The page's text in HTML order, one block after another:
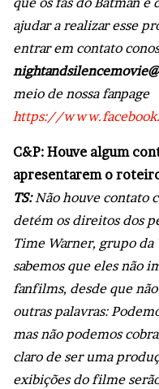
ajudar a realizar esse
entrar em contato
meio de nossa fanpage
https://
C&P: Houve algum
apresentarem o
TS:Não houve contato
detém os direitos dos
Time Warner, grupo da
sabemos que eles não
fanfilms, desde que
outras palavras:
mas não podemos
claro de ser uma
exibições do filme